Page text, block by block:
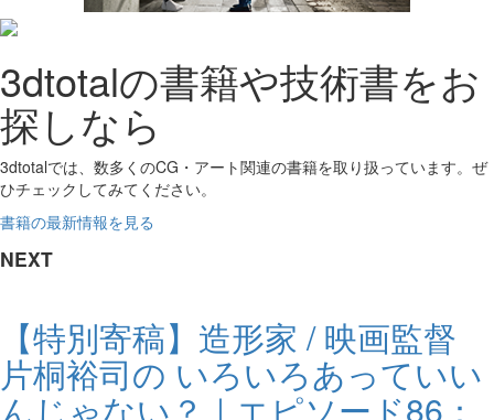
3dtotalの書籍や技術書をお
探しなら
3dtotalでは、数多くのCG・アート関連の書籍を取り扱っています。ぜ
ひチェックしてみてください。
書籍の最新情報を見る
NEXT
【特別寄稿】造形家 / 映画監督
片桐裕司の いろいろあっていい
んじゃない？｜エピソード86：